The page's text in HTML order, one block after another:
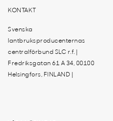
KONTAKT
Svenska
lantbruksproducenternas
centralförbund SLC r.f. |
Fredriksgatan 61 A 34, 00100
Helsingfors, FINLAND |